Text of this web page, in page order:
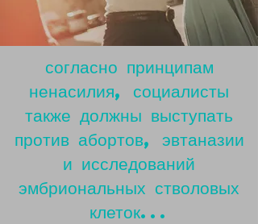
согласно принципам
ненасилия, социалисты
также должны выступать
против абортов, эвтаназии
и исследований
эмбриональных стволовых
клеток...